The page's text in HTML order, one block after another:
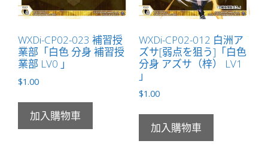
WXDi-CP02-023 補習授
業部「白色 分身 補習授
業部 LV0 」
$1.00
加入購物車
WXDi-CP02-012 白洲ア
ズサ[弱点を狙う]「白色
分身 アズサ（梓） LV1
」
$1.00
加入購物車